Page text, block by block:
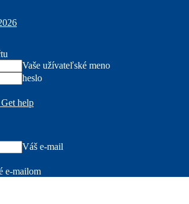
Vaše užívateľské meno
heslo
help
Váš e-mail
e-mailom